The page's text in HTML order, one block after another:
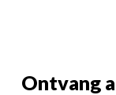
Ontvang